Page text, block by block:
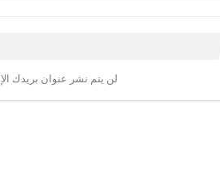
لن يتم نشر عنوان بريدك